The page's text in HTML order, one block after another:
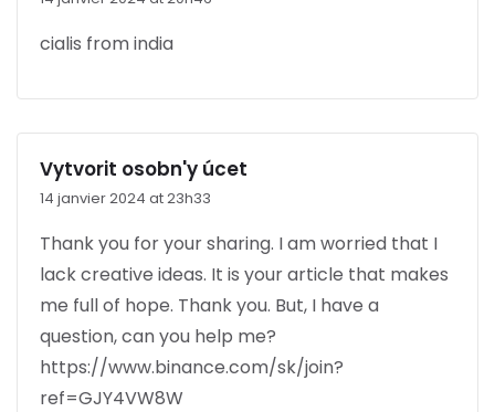
cialis from india
Vytvorit osobn'y úcet
14 janvier 2024 at 23h33
Thank you for your sharing. I am worried that I
lack creative ideas. It is your article that makes
me full of hope. Thank you. But, I have a
question, can you help me?
https://www.binance.com/sk/join?
ref=GJY4VW8W